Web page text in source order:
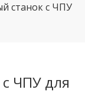
станок с ЧПУ
ЧПУ для